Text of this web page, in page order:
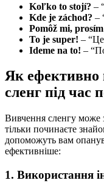
Koľko to stojí? –
Kde je záchod? –
Pomôž mi,
To je super! –
Ideme na to! –
Як ефективно
сленг під час
Вивчення сленгу може
тільки починаєте
допоможуть вам
ефективніше:
1. Використання